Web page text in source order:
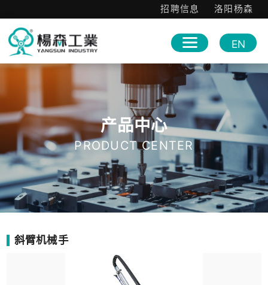
招聘信息 洛阳杨森
EN
产品中心
PRODUCT CENTER
斜臂机械手